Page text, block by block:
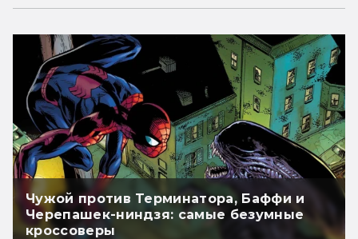
Чужой против Терминатора, Баффи и
Черепашек-ниндзя: самые безумные
кроссоверы